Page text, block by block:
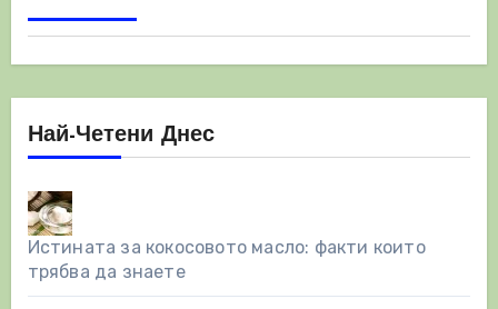
Най-Четени Днес
Истината за кокосовото масло: факти които
трябва да знаете